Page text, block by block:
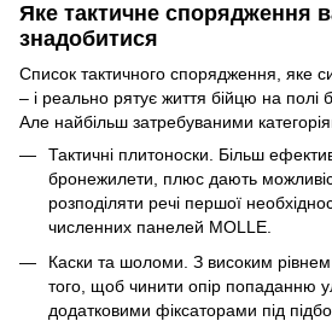
Яке тактичне спорядження
знадобитися
Список тактичного спорядження, яке
– і реально рятує життя бійцю на
Але найбільш затребуваними
Тактичні плитоноски. Більш
бронежилети, плюс дають
розподіляти речі першої
численних панелей MOLLE.
Каски та шоломи. З високим рівнем
того, щоб чинити опір попаданню
додатковими фіксаторами під